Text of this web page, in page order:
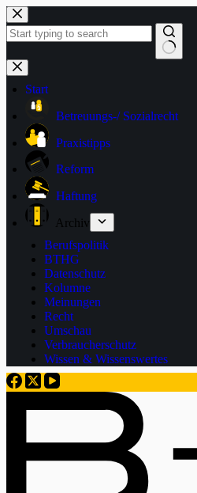
Zum
Inhalt
springen
Keine
Ergebnisse
Start
Betreuungs-/ Sozialrecht
Praxistipps
Reform
Haftung
Archiv
Berufspolitik
BTHG
Datenschutz
Kolumne
Meinungen
Recht
Umschau
Verbraucherschutz
Wissen & Wissenswertes